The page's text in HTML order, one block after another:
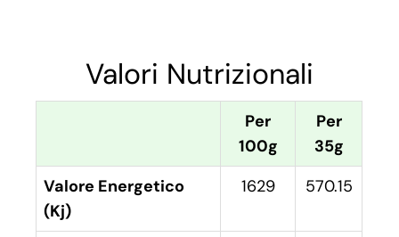
Valori Nutrizionali
Per
100g
Per
35g
Valore Energetico
(Kj)
1629 570.15